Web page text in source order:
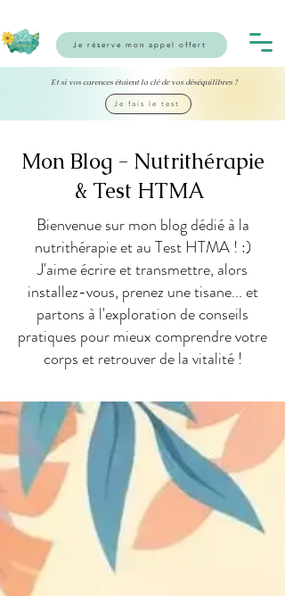
Je réserve mon appel offert
Et si vos carences étaient la clé de vos déséquilibres ?
Je fais le test
Mon Blog - Nutrithérapie
& Test HTMA
Bienvenue sur mon blog dédié à la
nutrithérapie et au Test HTMA ! :)
J'aime écrire et transmettre, alors
installez-vous, prenez une tisane... et
partons à l'exploration de conseils
pratiques pour mieux comprendre votre
corps et retrouver de la vitalité !